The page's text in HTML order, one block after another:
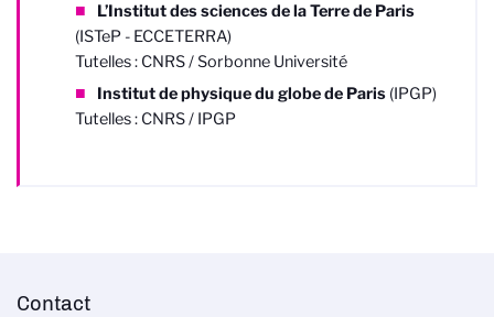
L’Institut des sciences de la Terre de Paris
(ISTeP - ECCETERRA)
Tutelles : CNRS / Sorbonne Université
Institut de physique du globe de Paris (IPGP)
Tutelles : CNRS / IPGP
Contact